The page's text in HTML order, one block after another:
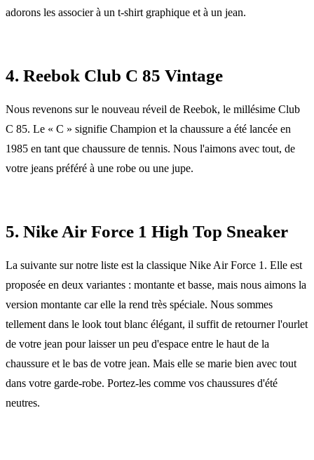
adorons les associer à un t-shirt graphique et à un jean.
4. Reebok Club C 85 Vintage
Nous revenons sur le nouveau réveil de Reebok, le millésime Club
C 85. Le « C » signifie Champion et la chaussure a été lancée en
1985 en tant que chaussure de tennis. Nous l'aimons avec tout, de
votre jeans préféré à une robe ou une jupe.
5. Nike Air Force 1 High Top Sneaker
La suivante sur notre liste est la classique Nike Air Force 1. Elle est
proposée en deux variantes : montante et basse, mais nous aimons la
version montante car elle la rend très spéciale. Nous sommes
tellement dans le look tout blanc élégant, il suffit de retourner l'ourlet
de votre jean pour laisser un peu d'espace entre le haut de la
chaussure et le bas de votre jean. Mais elle se marie bien avec tout
dans votre garde-robe. Portez-les comme vos chaussures d'été
neutres.